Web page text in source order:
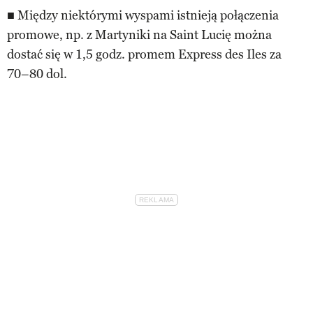
■ Między niektórymi wyspami istnieją połączenia
promowe, np. z Martyniki na Saint Lucię można
dostać się w 1,5 godz. promem Express des Iles za
70–80 dol.